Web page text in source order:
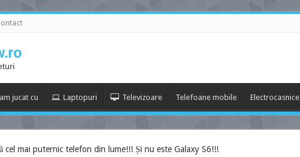
jucat cu Laptopuri Televizoare Telefoane mobile Electrocasnice
cel mai puternic telefon din lume!!! Și nu este Galaxy S6!!!